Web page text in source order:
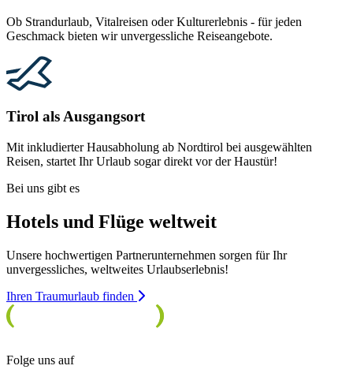
Ob Strandurlaub, Vitalreisen oder Kulturerlebnis - für jeden
Geschmack bieten wir unvergessliche Reiseangebote.
Tirol als Ausgangsort
Mit inkludierter Hausabholung ab Nordtirol bei ausgewählten
Reisen, startet Ihr Urlaub sogar direkt vor der Haustür!
Bei uns gibt es
Hotels und Flüge weltweit
Unsere hochwertigen Partnerunternehmen sorgen für Ihr
unvergessliches, weltweites Urlaubserlebnis!
Ihren Traumurlaub finden
Folge uns auf